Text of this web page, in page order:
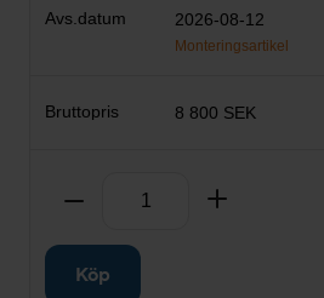
2026-08-12
Monteringsartikel
8 800 SEK
Ta bort
Köp